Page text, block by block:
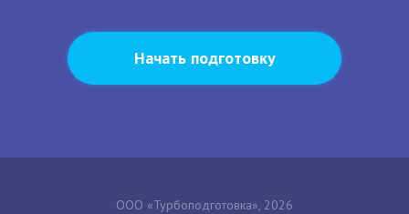
Начать подготовку
ООО «Турбоподготовка», 2026